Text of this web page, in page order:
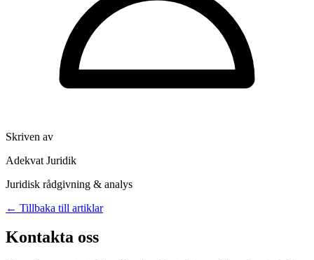
Skriven av
Adekvat Juridik
Juridisk rådgivning & analys
← Tillbaka till artiklar
Kontakta oss